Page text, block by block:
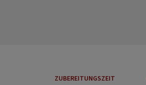
ZUBEREITUNGSZEIT